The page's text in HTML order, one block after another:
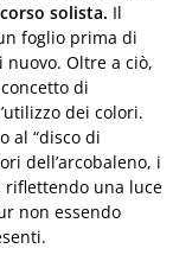
solista. Il
foglio prima di
Oltre a ciò,
di
dei colori.
al “disco di
dell’arcobaleno, i
riflettendo una luce
non essendo